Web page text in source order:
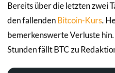
Bereits über die letzten zwei
den fallendenBitcoin-Kurs.
bemerkenswerte Verluste
Stunden fällt BTC zu